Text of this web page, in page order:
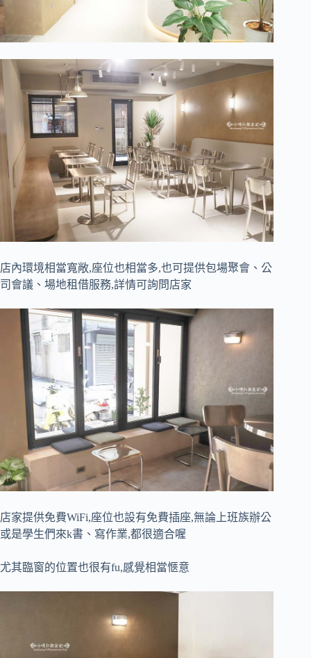
店內環境相當寬敞,座位也相當多,也可提供包場聚會、公
司會議、場地租借服務,詳情可詢問店家
店家提供免費WiFi,座位也設有免費插座,無論上班族辦公
或是學生們來k書、寫作業,都很適合喔
尤其臨窗的位置也很有fu,感覺相當愜意